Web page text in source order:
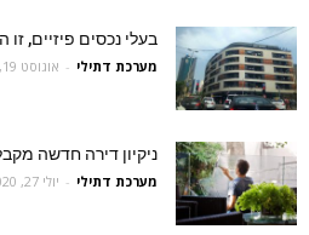
בעלי נכסים פיזיים,
מערכת דתילי - אוגוסט 19, 2020
ניקיון דירה חדשה
מערכת דתילי - יולי 27, 2020